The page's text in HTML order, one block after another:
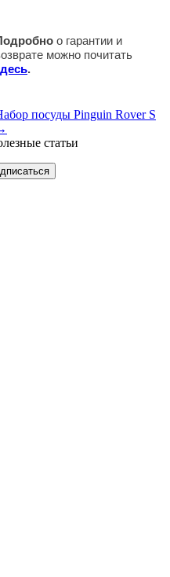
о гарантии и
можно почитать
.
посуды Pinguin Rover S
статьи